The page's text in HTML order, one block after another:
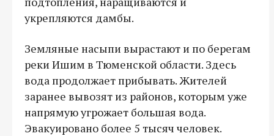
укрепляются дамбы.
Земляные насыпи вырастают и по берегам
реки Ишим в Тюменской области. Здесь
вода продолжает прибывать. Жителей
заранее вывозят из районов, которым уже
напрямую угрожает большая вода.
Эвакуировано более 5 тысяч человек.